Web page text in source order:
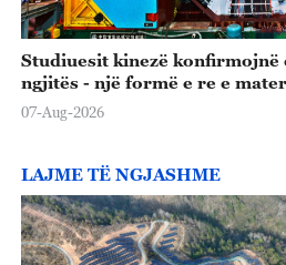
Studiuesit kinezë konfirmojnë
ngjitës - një formë e re e
07-Aug-2026
LAJME TË NGJASHME